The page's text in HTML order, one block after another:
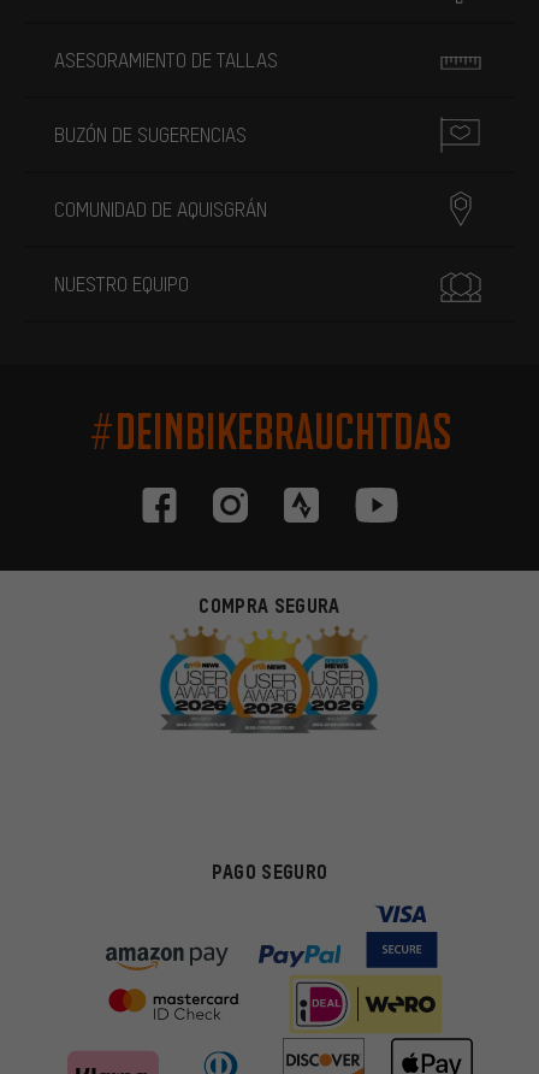
ASESORAMIENTO DE TALLAS
BUZÓN DE SUGERENCIAS
COMUNIDAD DE AQUISGRÁN
NUESTRO EQUIPO
#DEINBIKEBRAUCHTDAS
COMPRA SEGURA
PAGO SEGURO